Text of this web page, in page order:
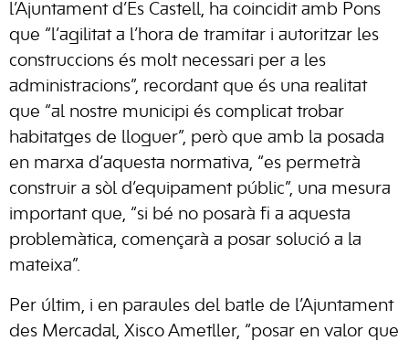
l’Ajuntament d’Es Castell, ha coincidit amb Pons
que “l’agilitat a l’hora de tramitar i autoritzar les
construccions és molt necessari per a les
administracions”, recordant que és una realitat
que “al nostre municipi és complicat trobar
habitatges de lloguer”, però que amb la posada
en marxa d’aquesta normativa, “es permetrà
construir a sòl d’equipament públic”, una mesura
important que, “si bé no posarà fi a aquesta
problemàtica, començarà a posar solució a la
mateixa”.
Per últim, i en paraules del batle de l’Ajuntament
des Mercadal, Xisco Ametller, “posar en valor que